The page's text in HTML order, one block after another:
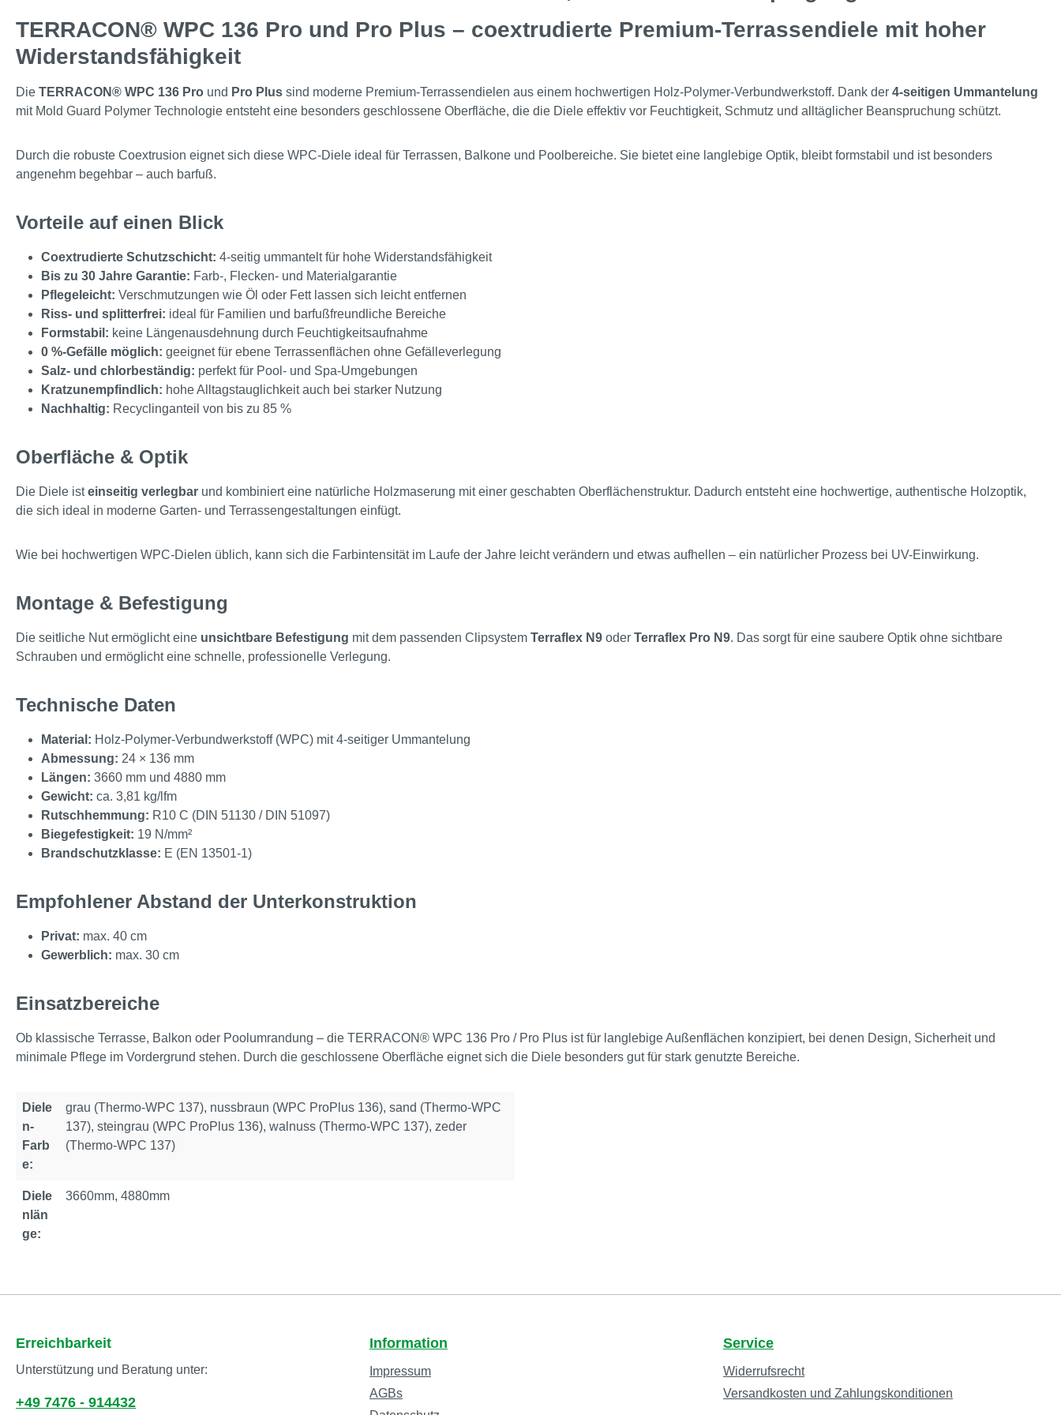
TERRACON® WPC 136 Pro und Pro Plus – coextrudierte Premium-Terrassendiele mit hoher
Widerstandsfähigkeit
Die TERRACON® WPC 136 Pro und Pro Plus sind moderne Premium-Terrassendielen aus einem hochwertigen Holz-Polymer-Verbundwerkstoff. Dank der 4-seitigen Ummantelung
mit Mold Guard Polymer Technologie entsteht eine besonders geschlossene Oberfläche, die die Diele effektiv vor Feuchtigkeit, Schmutz und alltäglicher Beanspruchung schützt.
Durch die robuste Coextrusion eignet sich diese WPC-Diele ideal für Terrassen, Balkone und Poolbereiche. Sie bietet eine langlebige Optik, bleibt formstabil und ist besonders
angenehm begehbar – auch barfuß.
Vorteile auf einen Blick
Coextrudierte Schutzschicht: 4-seitig ummantelt für hohe Widerstandsfähigkeit
Bis zu 30 Jahre Garantie: Farb-, Flecken- und Materialgarantie
Pflegeleicht: Verschmutzungen wie Öl oder Fett lassen sich leicht entfernen
Riss- und splitterfrei: ideal für Familien und barfußfreundliche Bereiche
Formstabil: keine Längenausdehnung durch Feuchtigkeitsaufnahme
0 %-Gefälle möglich: geeignet für ebene Terrassenflächen ohne Gefälleverlegung
Salz- und chlorbeständig: perfekt für Pool- und Spa-Umgebungen
Kratzunempfindlich: hohe Alltagstauglichkeit auch bei starker Nutzung
Nachhaltig: Recyclinganteil von bis zu 85 %
Oberfläche & Optik
Die Diele isteinseitig verlegbar und kombiniert eine natürliche Holzmaserung mit einer geschabten Oberflächenstruktur. Dadurch entsteht eine hochwertige, authentische Holzoptik,
die sich ideal in moderne Garten- und Terrassengestaltungen einfügt.
Wie bei hochwertigen WPC-Dielen üblich, kann sich die Farbintensität im Laufe der Jahre leicht verändern und etwas aufhellen – ein natürlicher Prozess bei UV-Einwirkung.
Montage & Befestigung
Die seitliche Nut ermöglicht eine unsichtbare Befestigung mit dem passenden Clipsystem Terraflex N9 oder Terraflex Pro N9. Das sorgt für eine saubere Optik ohne sichtbare
Schrauben und ermöglicht eine schnelle, professionelle Verlegung.
Technische Daten
Material: Holz-Polymer-Verbundwerkstoff (WPC) mit 4-seitiger Ummantelung
Abmessung: 24 × 136 mm
Längen: 3660 mm und 4880 mm
Gewicht: ca. 3,81 kg/lfm
Rutschhemmung: R10 C (DIN 51130 / DIN 51097)
Biegefestigkeit: 19 N/mm²
Brandschutzklasse: E (EN 13501-1)
Empfohlener Abstand der Unterkonstruktion
Privat: max. 40 cm
Gewerblich: max. 30 cm
Einsatzbereiche
Ob klassische Terrasse, Balkon oder Poolumrandung – die TERRACON® WPC 136 Pro / Pro Plus ist für langlebige Außenflächen konzipiert, bei denen Design, Sicherheit und
minimale Pflege im Vordergrund stehen. Durch die geschlossene Oberfläche eignet sich die Diele besonders gut für stark genutzte Bereiche.
Diele
n-
Farb
e:
grau (Thermo-WPC 137), nussbraun (WPC ProPlus 136), sand (Thermo-WPC
137), steingrau (WPC ProPlus 136), walnuss (Thermo-WPC 137), zeder
(Thermo-WPC 137)
Diele
nlän
ge:
3660mm, 4880mm
Erreichbarkeit
Unterstützung und Beratung unter:
+49 7476 - 914432
Information
Impressum
AGBs
Service
Widerrufsrecht
Versandkosten und Zahlungskonditionen